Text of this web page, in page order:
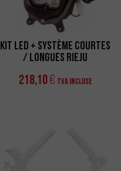
Kit Led + Système Courtes
/ Longues Rieju
218,10€ TVA incluse